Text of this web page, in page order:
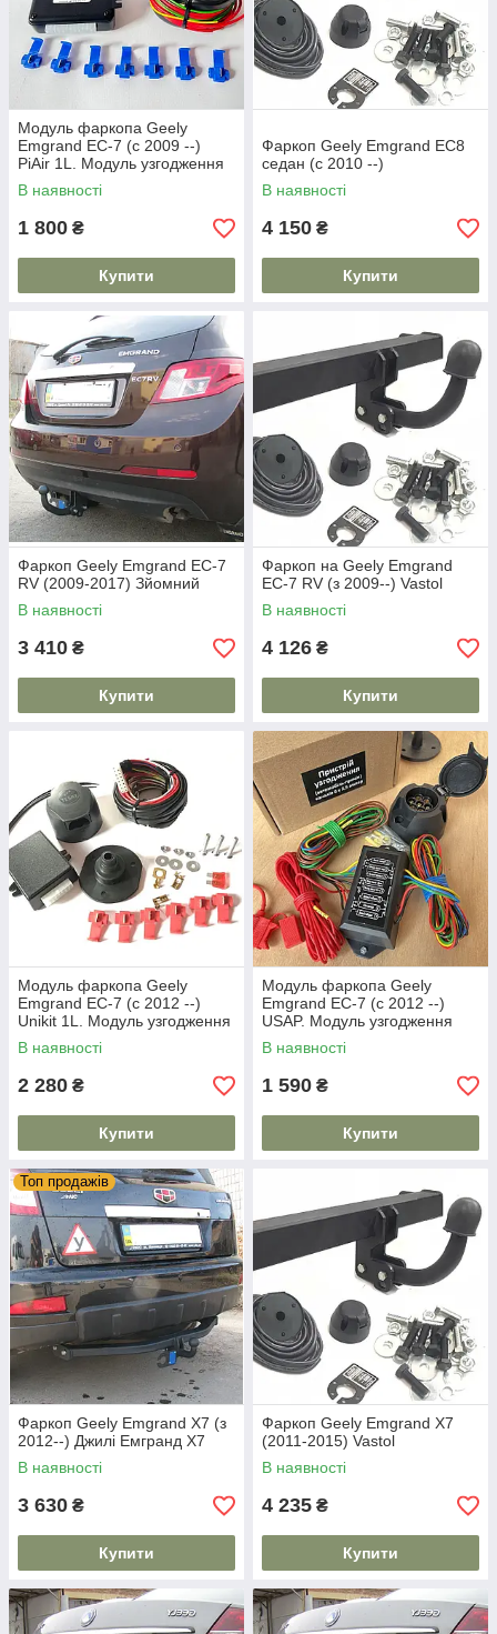
Модуль фаркопа Geely
Emgrand EC-7 (c 2009 --)
PiAir 1L. Модуль узгодження
В наявності
1 800 ₴
Купити
Фаркоп Geely Emgrand EC8
седан (с 2010 --)
В наявності
4 150 ₴
Купити
Фаркоп Geely Emgrand EC-7
RV (2009-2017) Зйомний
В наявності
3 410 ₴
Купити
Фаркоп на Geely Emgrand
EC-7 RV (з 2009--) Vastol
В наявності
4 126 ₴
Купити
Модуль фаркопа Geely
Emgrand EC-7 (c 2012 --)
Unikit 1L. Модуль узгодження
В наявності
2 280 ₴
Купити
Модуль фаркопа Geely
Emgrand EC-7 (c 2012 --)
USAP. Модуль узгодження
В наявності
1 590 ₴
Купити
Топ продажів
Фаркоп Geely Emgrand X7 (з
2012--) Джилі Емгранд Х7
В наявності
3 630 ₴
Купити
Фаркоп Geely Emgrand X7
(2011-2015) Vastol
В наявності
4 235 ₴
Купити